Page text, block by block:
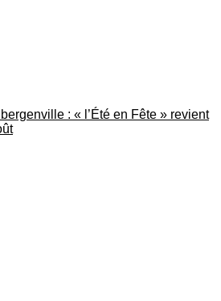
: « l’Été en Fête » revient